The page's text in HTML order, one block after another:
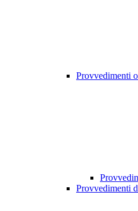
Provvedimenti
Provvedimenti